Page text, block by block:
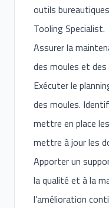
outils
Tooling Specialist.
Assurer la
des moules et des
Exécuter le
des moules.
mettre en place
mettre à jour les
Apporter un
la qualité et à la
l’amélioration